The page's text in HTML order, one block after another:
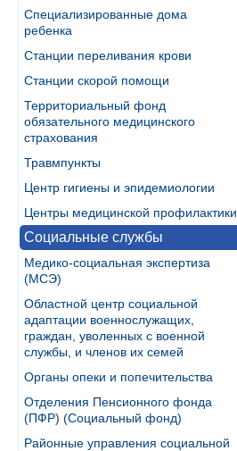
Специализированные дома
ребенка
Станции переливания крови
Станции скорой помощи
Территориальный фонд
обязательного медицинского
страхования
Травмпункты
Центр гигиены и эпидемиологии
Центры медицинской профилактики
Социальные службы
Медико-социальная экспертиза
(МСЭ)
Областной центр социальной
адаптации военнослужащих,
граждан, уволенных с военной
службы, и членов их семей
Органы опеки и попечительства
Отделения Пенсионного фонда
(ПФР) (Социальный фонд)
Районные управления социальной